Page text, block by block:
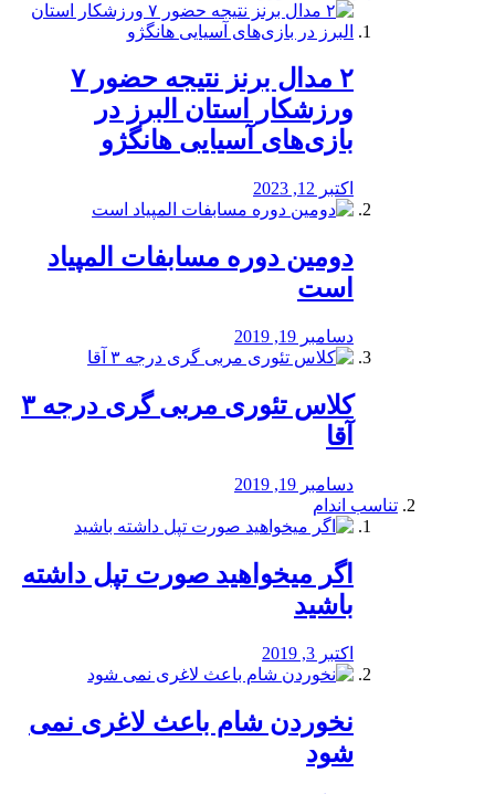
۲ مدال برنز نتیجه حضور ۷
ورزشکار استان البرز در
بازی‌های آسیایی هانگژو
اکتبر 12, 2023
دومین دوره مسابفات المپیاد
است
دسامبر 19, 2019
کلاس تئوری مربی گری درجه ۳
آقا
دسامبر 19, 2019
تناسب اندام
اگر میخواهید صورت تپل داشته
باشید
اکتبر 3, 2019
نخوردن شام باعث لاغری نمی
‌شود